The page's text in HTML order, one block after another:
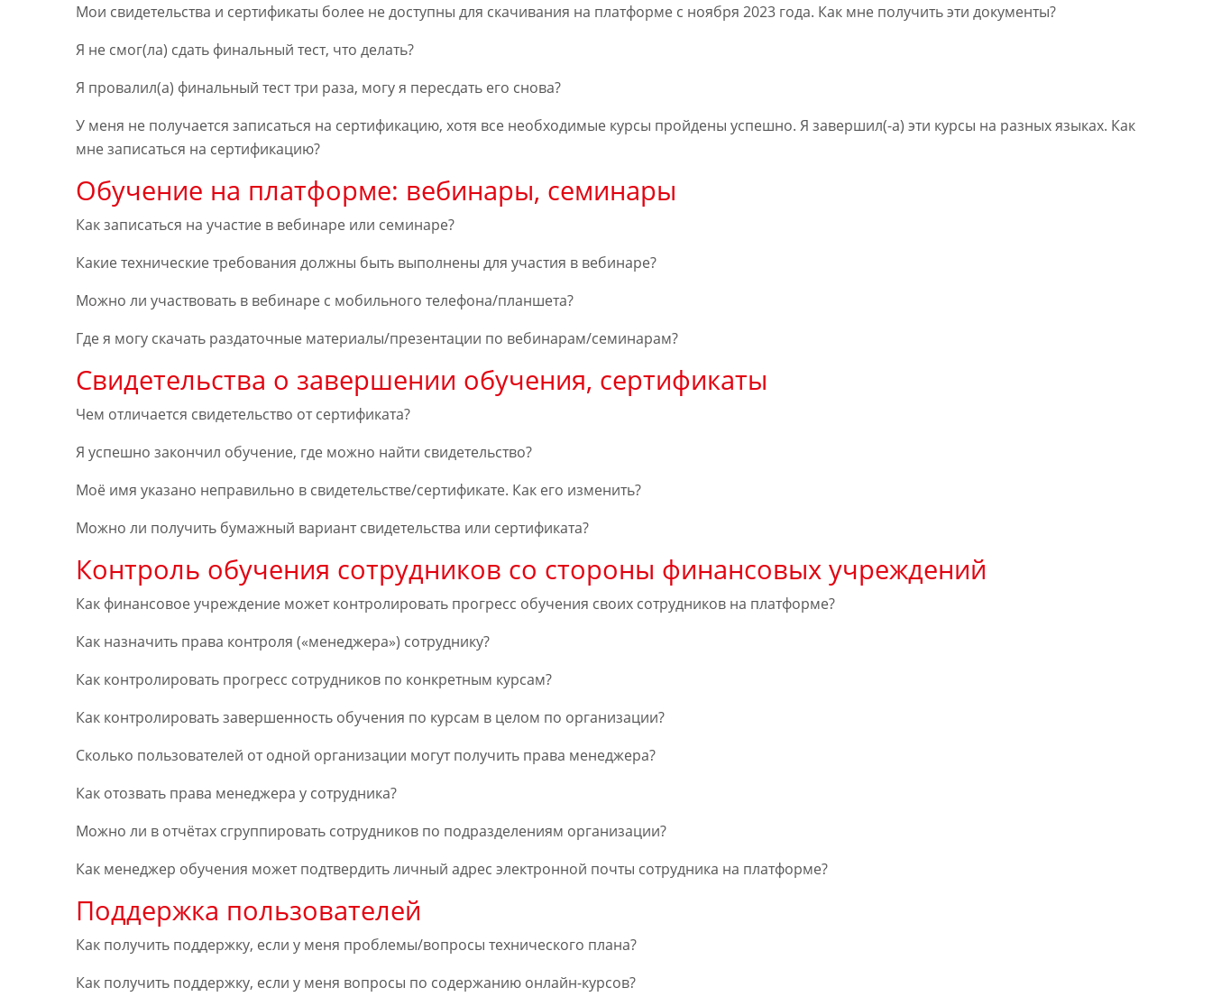
Мои свидетельства и сертификаты более не доступны для скачивания на платформе с ноября 2023 года. Как мне получить эти документы?
Я не смог(ла) сдать финальный тест, что делать?
Я провалил(а) финальный тест три раза, могу я пересдать его снова?
У меня не получается записаться на сертификацию, хотя все необходимые курсы пройдены успешно. Я завершил(-а) эти курсы на разных языках. Как
мне записаться на сертификацию?
Обучение на платформе: вебинары, семинары
Как записаться на участие в вебинаре или семинаре?
Какие технические требования должны быть выполнены для участия в вебинаре?
Можно ли участвовать в вебинаре с мобильного телефона/планшета?
Где я могу скачать раздаточные материалы/презентации по вебинарам/семинарам?
Свидетельства о завершении обучения, сертификаты
Чем отличается свидетельство от сертификата?
Я успешно закончил обучение, где можно найти свидетельство?
Моё имя указано неправильно в свидетельстве/сертификате. Как его изменить?
Можно ли получить бумажный вариант свидетельства или сертификата?
Контроль обучения сотрудников со стороны финансовых учреждений
Как финансовое учреждение может контролировать прогресс обучения своих сотрудников на платформе?
Как назначить права контроля («менеджера») сотруднику?
Как контролировать прогресс сотрудников по конкретным курсам?
Как контролировать завершенность обучения по курсам в целом по организации?
Сколько пользователей от одной организации могут получить права менеджера?
Как отозвать права менеджера у сотрудника?
Можно ли в отчётах сгруппировать сотрудников по подразделениям организации?
Как менеджер обучения может подтвердить личный адрес электронной почты сотрудника на платформе?
Поддержка пользователей
Как получить поддержку, если у меня проблемы/вопросы технического плана?
Как получить поддержку, если у меня вопросы по содержанию онлайн-курсов?